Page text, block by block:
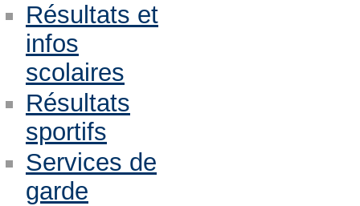
Résultats et
infos
scolaires
Résultats
sportifs
Services de
garde